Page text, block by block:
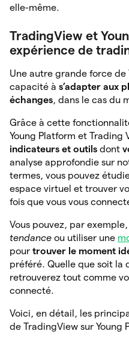
elle-même.
TradingView et
expérience de
Une autre grande force
capacité à s’adapter aux
échanges, dans le cas du
Grâce à cette
Young Platform et Trading
indicateurs et outils dont
analyse approfondie sur
termes, vous pouvez
espace virtuel et trouver
fois que vous vous
Vous pouvez, par
tendance ou utiliser une
pour trouver le moment
préféré. Quelle que soit la
retrouverez tout comme
connecté.
Voici, en détail, les
de TradingView sur Young